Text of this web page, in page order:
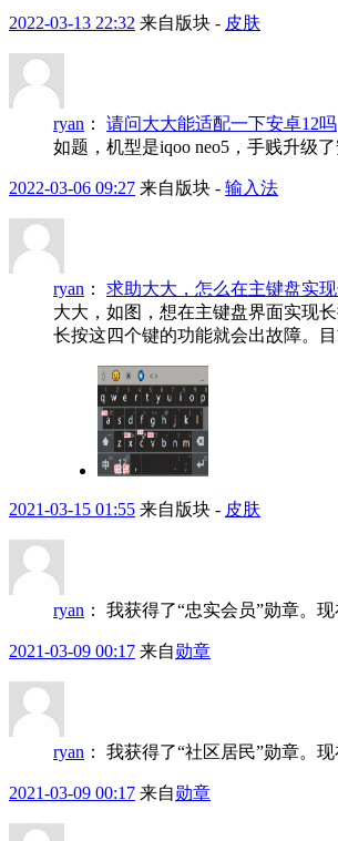
2022-03-13 22:32 来自版块 - 皮肤
ryan ： 请问大大能适配一下安卓12吗
如题，机型是iqoo neo5，手贱升级
2022-03-06 09:27 来自版块 - 输入法
ryan ： 求助大大，怎么在主键盘实
大大，如图，想在主键盘界面实现
长按这四个键的功能就会出故障。
2021-03-15 01:55 来自版块 - 皮肤
ryan ： 我获得了“忠实会员”勋章。
2021-03-09 00:17 来自勋章
ryan ： 我获得了“社区居民”勋章。
2021-03-09 00:17 来自勋章